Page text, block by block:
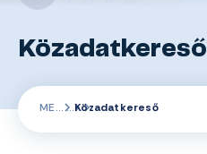
Közadatkereső
ME Közadatkereső